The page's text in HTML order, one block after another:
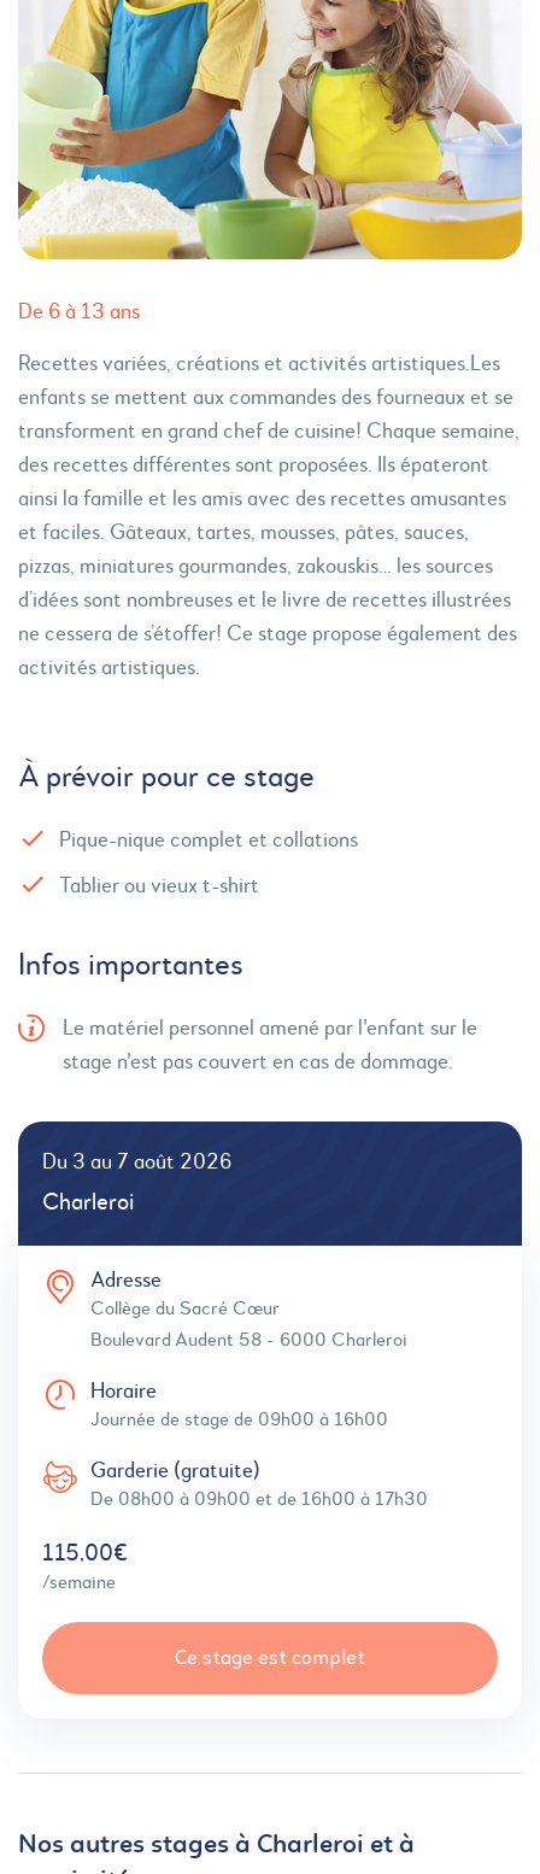
De 6 à 13 ans
Recettes variées, créations et activités artistiques.Les
enfants se mettent aux commandes des fourneaux et se
transforment en grand chef de cuisine! Chaque semaine,
des recettes différentes sont proposées. Ils épateront
ainsi la famille et les amis avec des recettes amusantes
et faciles. Gâteaux, tartes, mousses, pâtes, sauces,
pizzas, miniatures gourmandes, zakouskis… les sources
d’idées sont nombreuses et le livre de recettes illustrées
ne cessera de s’étoffer! Ce stage propose également des
activités artistiques.
À prévoir pour ce stage
Pique-nique complet et collations
Tablier ou vieux t-shirt
Infos importantes
Le matériel personnel amené par l'enfant sur le
stage n'est pas couvert en cas de dommage.
Du 3 au 7 août 2026
Charleroi
Adresse
Collège du Sacré Cœur
Boulevard Audent 58 - 6000 Charleroi
Horaire
Journée de stage de 09h00 à 16h00
Garderie (gratuite)
De 08h00 à 09h00 et de 16h00 à 17h30
115,00€
/semaine
Ce stage est complet
Nos autres stages à Charleroi et à